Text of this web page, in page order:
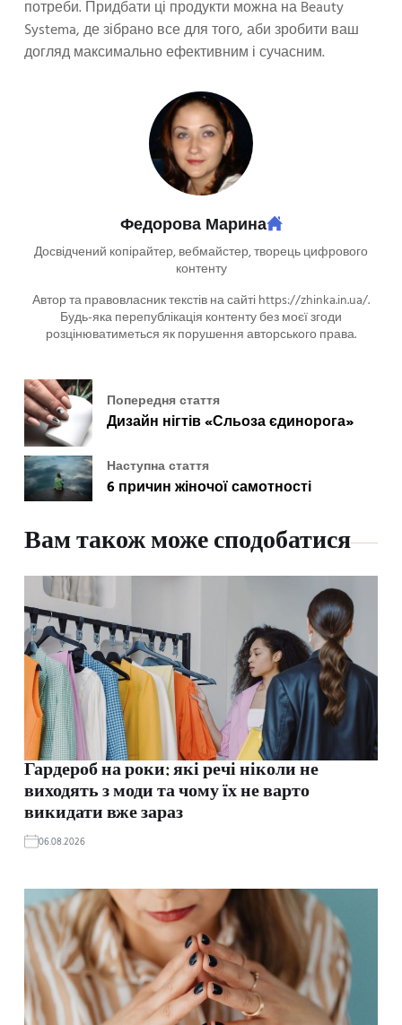
потреби. Придбати ці продукти можна на Beauty
Systema, де зібрано все для того, аби зробити ваш
догляд максимально ефективним і сучасним.
Федорова Марина
Досвідчений копірайтер, вебмайстер, творець цифрового
контенту
Автор та правовласник текстів на сайті https://zhinka.in.ua/.
Будь-яка перепублікація контенту без моєї згоди
розцінюватиметься як порушення авторського права.
Попередня стаття
Дизайн нігтів «Сльоза єдинорога»
Наступна стаття
6 причин жіночої самотності
Вам також може сподобатися
Гардероб на роки: які речі ніколи не
виходять з моди та чому їх не варто
викидати вже зараз
06.08.2026